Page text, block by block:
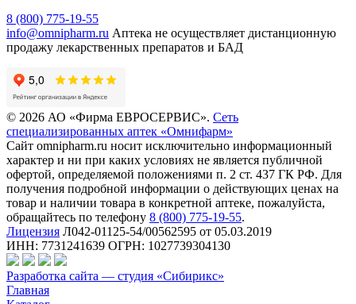
8 (800) 775-19-55
info@omnipharm.ru Аптека не осуществляет дистанционную
продажу лекарственных препаратов и БАД
© 2026 АО «Фирма ЕВРОСЕРВИС». Сеть
специализированных аптек «Омнифарм»
Сайт omnipharm.ru носит исключительно информационный
характер и ни при каких условиях не является публичной
офертой, определяемой положениями п. 2 ст. 437 ГК РФ. Для
получения подробной информации о действующих ценах на
товар и наличии товара в конкретной аптеке, пожалуйста,
обращайтесь по телефону 8 (800) 775-19-55.
Лицензия Л042-01125-54/00562595 от 05.03.2019
ИНН: 7731241639 ОГРН: 1027739304130
Разработка сайта — студия «Сибирикс»
Главная